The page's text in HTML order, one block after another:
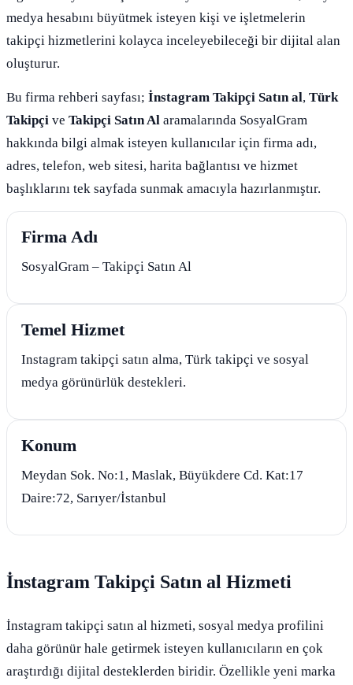
medya hesabını büyütmek isteyen kişi ve işletmelerin
takipçi hizmetlerini kolayca inceleyebileceği bir dijital alan
oluşturur.
Bu firma rehberi sayfası; İnstagram Takipçi Satın al, Türk
Takipçi ve Takipçi Satın Al aramalarında SosyalGram
hakkında bilgi almak isteyen kullanıcılar için firma adı,
adres, telefon, web sitesi, harita bağlantısı ve hizmet
başlıklarını tek sayfada sunmak amacıyla hazırlanmıştır.
Firma Adı
SosyalGram – Takipçi Satın Al
Temel Hizmet
Instagram takipçi satın alma, Türk takipçi ve sosyal
medya görünürlük destekleri.
Konum
Meydan Sok. No:1, Maslak, Büyükdere Cd. Kat:17
Daire:72, Sarıyer/İstanbul
İnstagram Takipçi Satın al Hizmeti
İnstagram takipçi satın al hizmeti, sosyal medya profilini
daha görünür hale getirmek isteyen kullanıcıların en çok
araştırdığı dijital desteklerden biridir. Özellikle yeni marka